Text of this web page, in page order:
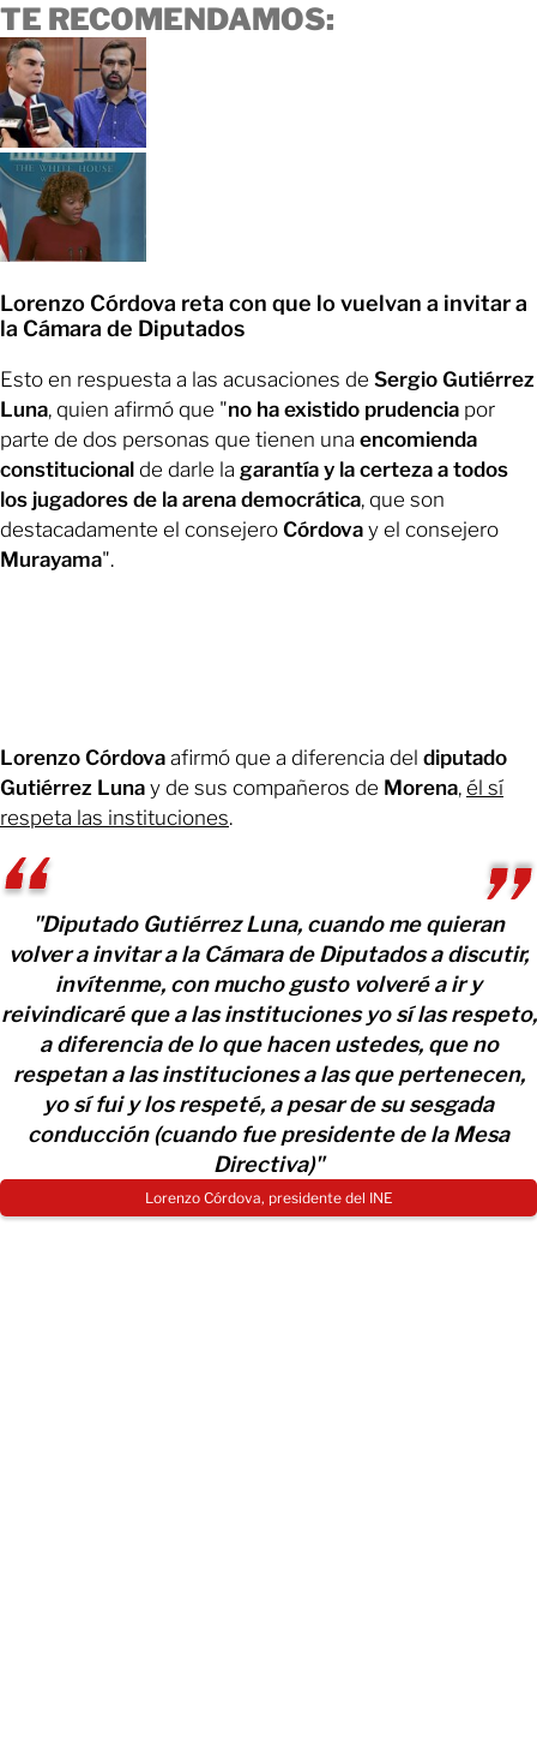
TE RECOMENDAMOS:
Lorenzo Córdova reta con que lo vuelvan a invitar a
la Cámara de Diputados
Esto en respuesta a las acusaciones de Sergio Gutiérrez
Luna, quien afirmó que "no ha existido prudencia por
parte de dos personas que tienen una encomienda
constitucional de darle la garantía y la certeza a todos
los jugadores de la arena democrática, que son
destacadamente el consejero Córdova y el consejero
Murayama".
Lorenzo Córdova afirmó que a diferencia del diputado
Gutiérrez Luna y de sus compañeros de Morena, él sí
respeta las instituciones.
"Diputado Gutiérrez Luna, cuando me quieran
volver a invitar a la Cámara de Diputados a discutir,
invítenme, con mucho gusto volveré a ir y
reivindicaré que a las instituciones yo sí las respeto,
a diferencia de lo que hacen ustedes, que no
respetan a las instituciones a las que pertenecen,
yo sí fui y los respeté, a pesar de su sesgada
conducción (cuando fue presidente de la Mesa
Directiva)"
Lorenzo Córdova, presidente del INE